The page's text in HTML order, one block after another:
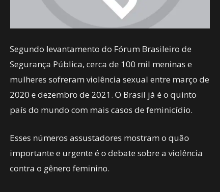
Segundo levantamento do Fórum Brasileiro de
Segurança Pública, cerca de 100 mil meninas e
mulheres sofreram violência sexual entre março de
2020 e dezembro de 2021. O Brasil já é o quinto
país do mundo com mais casos de feminicídio.
Esses números assustadores mostram o quão
importante e urgente é o debate sobre a violência
contra o gênero feminino.